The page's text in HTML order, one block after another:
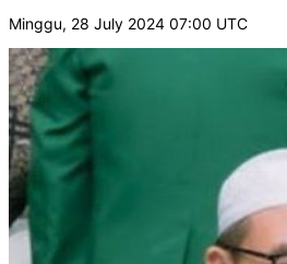
Minggu, 28 July 2024 07:00 UTC